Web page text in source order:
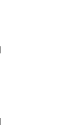
|
|